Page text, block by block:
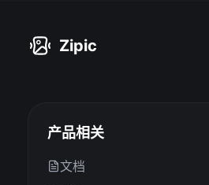
Zipic
产品相关
文档